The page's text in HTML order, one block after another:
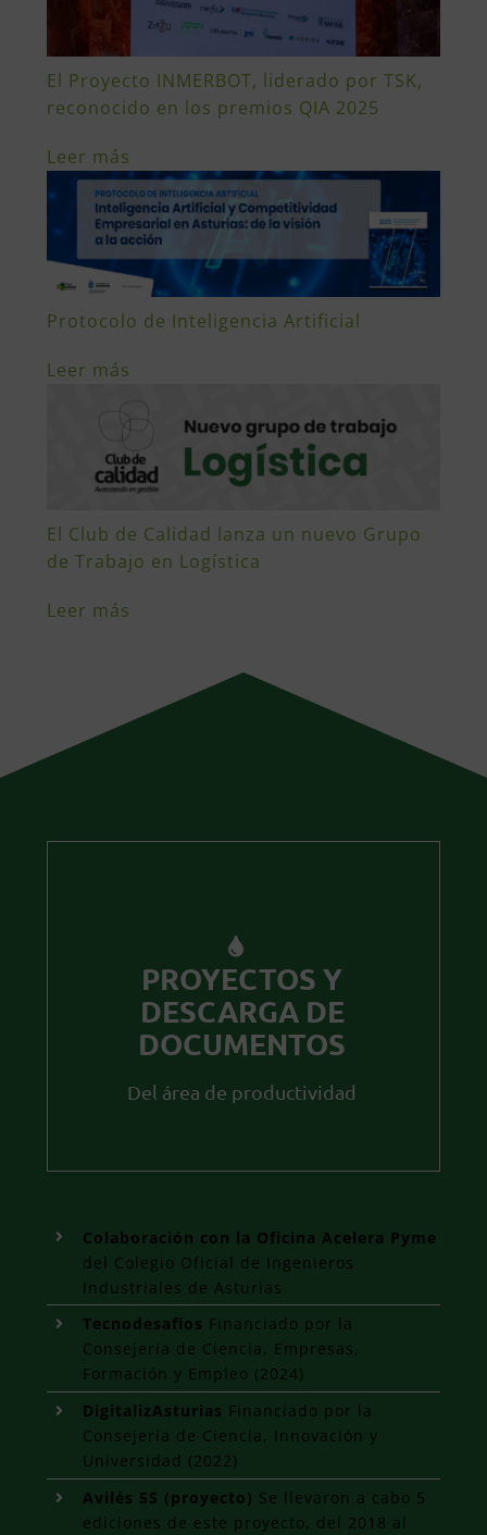
El Proyecto INMERBOT, liderado por TSK,
reconocido en los premios QIA 2025
Leer más
Protocolo de Inteligencia Artificial
Leer más
El Club de Calidad lanza un nuevo Grupo
de Trabajo en Logística
Leer más
PROYECTOS Y
DESCARGA DE
DOCUMENTOS
Del área de productividad
Colaboración con la Oficina Acelera Pyme
del Colegio Oficial de Ingenieros
Industriales de Asturias
Tecnodesafíos Financiado por la
Consejería de Ciencia, Empresas,
Formación y Empleo (2024)
DigitalizAsturias Financiado por la
Consejería de Ciencia, Innovación y
Universidad (2022)
Avilés 5S (proyecto) Se llevaron a cabo 5
ediciones de este proyecto, del 2018 al